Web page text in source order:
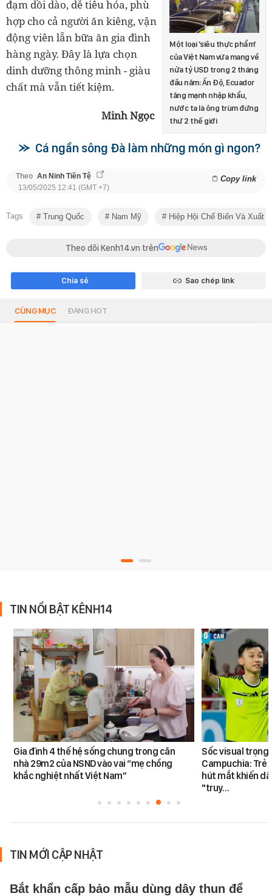
Một loại 'siêu thực phẩm'
của Việt Nam vừa mang về
nửa tỷ USD trong 2 tháng
đầu năm: Ấn Độ, Ecuador
tăng mạnh nhập khẩu,
nước ta là ông trùm đứng
thứ 2 thế giới
đạm dồi dào, dễ tiêu hóa, phù
hợp cho cả người ăn kiêng, vận
động viên lẫn bữa ăn gia đình
hàng ngày. Đây là lựa chọn
dinh dưỡng thông minh - giàu
chất mà vẫn tiết kiệm.
Minh Ngọc
Cá ngần sông Đà làm những món gì ngon?
Theo An Ninh Tiền Tệ Copy link
13/05/2025 12:41 (GMT +7)
Tags Trung Quốc Nam Mỹ Hiệp Hội Chế Biến Và Xuất
Theo dõi Kenh14.vn trên
Chia sẻ Sao chép link
CÙNG MỤC ĐANG HOT
TIN NỔI BẬT KÊNH14
Gia đình 4 thế hệ sống chung trong căn
nhà 29m2 của NSND vào vai “mẹ chồng
khắc nghiệt nhất Việt Nam”
Sốc visual trọng
Campuchia: Trẻ
hút mắt khiến
"truy…
TIN MỚI CẬP NHẬT
Bắt khẩn cấp bảo mẫu dùng dây thun để